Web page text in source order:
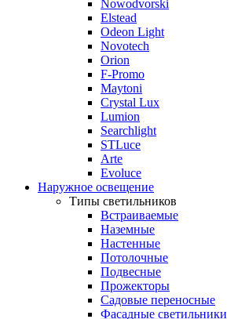
Nowodvorski
Elstead
Odeon Light
Novotech
Orion
F-Promo
Maytoni
Crystal Lux
Lumion
Searchlight
STLuce
Arte
Evoluce
Наружное освещение
Типы светильников
Встраиваемые
Наземные
Настенные
Потолочные
Подвесные
Прожекторы
Садовые переносные
Фасадные светильники